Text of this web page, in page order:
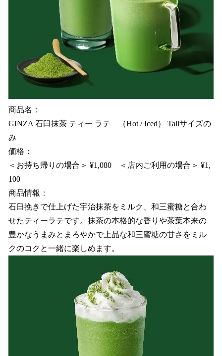
商品名：
GINZA 石臼抹茶 ティー ラテ （Hot / Iced） Tallサイズの
み
価格：
＜お持ち帰りの場合＞ ¥1,080 ＜店内ご利用の場合＞ ¥1,
100
商品情報：
石臼挽きで仕上げた宇治抹茶をミルク、和三蜜糖と合わ
せたティーラテです。抹茶の本格的な香りや茶葉本来の
豊かなうまみとまろやかで上品な和三蜜糖の甘さをミル
クのコクと一緒に楽しめます。